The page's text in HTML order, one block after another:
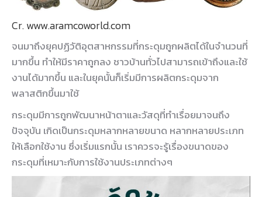
Cr. www.aramcoworld.com
จนมาถึงยุคปฏิวัติอุตสาหกรรมที่กระดุมถูกผลิตได้ในจำนวนที่
มากขึ้น ทำให้มีราคาถูกลง ชาวบ้านทั่วไปสามารถเข้าถึงและใช้
งานได้มากขึ้น และในยุคนั้นก็เริ่มมีการผลิตกระดุมจาก
พลาสติกขึ้นมาใช้
กระดุมมีการถูกพัฒนาหน้าตาและวัสดุที่ทำเรื่อยมาจนถึง
ปัจจุบัน เกิดเป็นกระดุมหลากหลายขนาด หลากหลายประเภท
ให้เลือกใช้งาน ซึ่งเริ่มแรกนั้น เราควรจะรู้เรื่องขนาดของ
กระดุมที่เหมาะกับการใช้งานประเภทต่างๆ